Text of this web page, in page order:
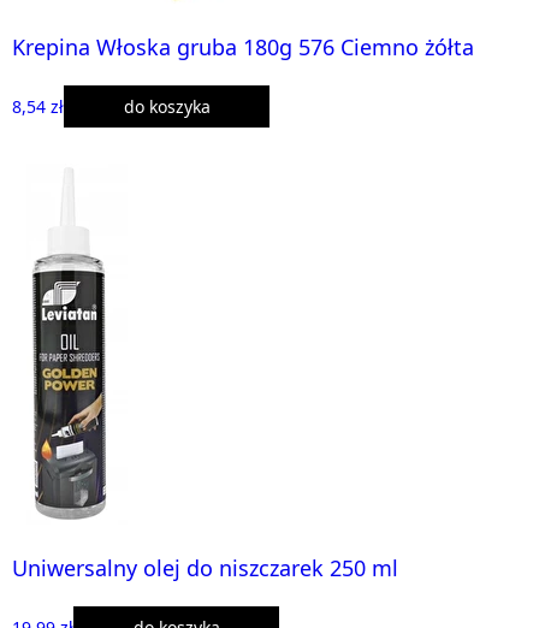
Krepina Włoska gruba 180g 576 Ciemno żółta
8,54 zł do koszyka
Uniwersalny olej do niszczarek 250 ml